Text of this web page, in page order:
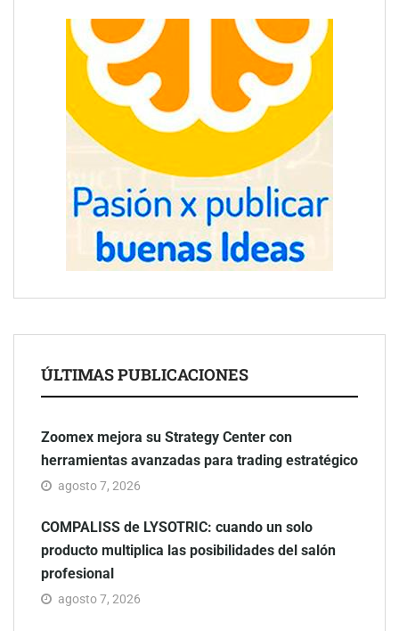
ÚLTIMAS PUBLICACIONES
Zoomex mejora su Strategy Center con
herramientas avanzadas para trading estratégico
agosto 7, 2026
COMPALISS de LYSOTRIC: cuando un solo
producto multiplica las posibilidades del salón
profesional
agosto 7, 2026